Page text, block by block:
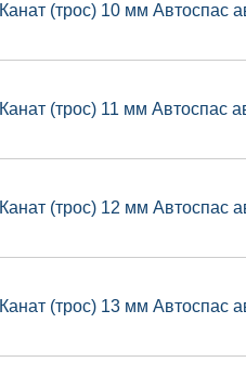
Канат (трос) 10 мм Автоспас
Канат (трос) 11 мм Автоспас
Канат (трос) 12 мм Автоспас
Канат (трос) 13 мм Автоспас